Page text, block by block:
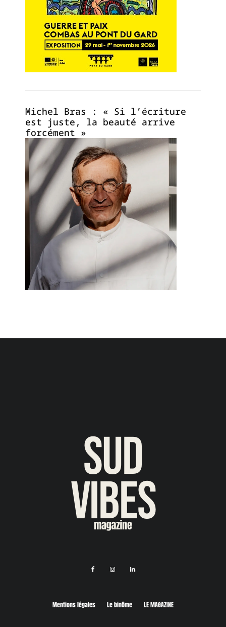
Michel Bras : « Si l’écriture
est juste, la beauté arrive
forcément »
Mentions légales Le binôme LE MAGAZINE